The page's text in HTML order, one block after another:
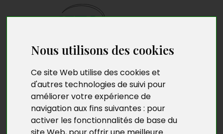
Nous utilisons des cookies
Ce site Web utilise des cookies et
d'autres technologies de suivi pour
améliorer votre expérience de
navigation aux fins suivantes : pour
activer les fonctionnalités de base du
Envoyez votre
Alain Pierre Stanislas